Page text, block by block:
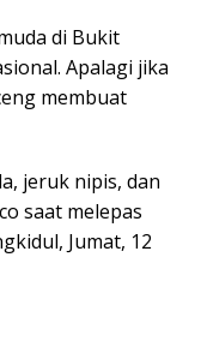
di Bukit
Apalagi jika
membuat
jeruk nipis, dan
saat melepas
Jumat, 12